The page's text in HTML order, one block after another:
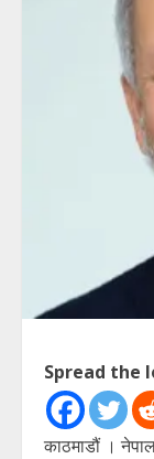
Spread the
काठमाडौं ।